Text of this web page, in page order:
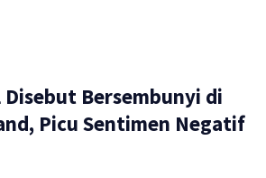
Bersembunyi di
Picu Sentimen Negatif